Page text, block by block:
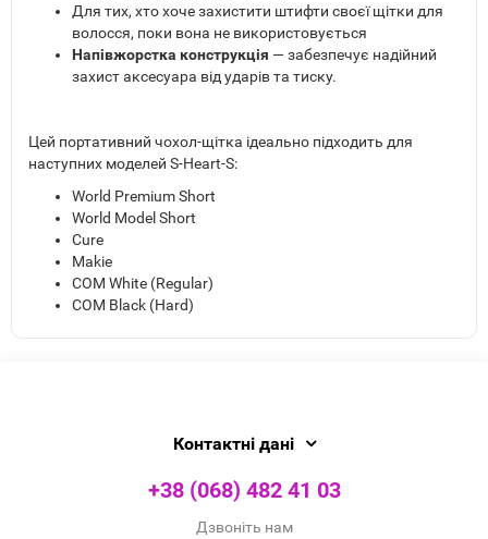
Для тих, хто хоче захистити штифти своєї щітки для
волосся, поки вона не використовується
Напівжорстка конструкція — забезпечує надійний
захист аксесуара від ударів та тиску.
Цей портативний чохол-щітка ідеально підходить для
наступних моделей S-Heart-S:
World Premium Short
World Model Short
Cure
Makie
COM White (Regular)
COM Black (Hard)
Контактні дані
+38 (068) 482 41 03
Дзвоніть нам